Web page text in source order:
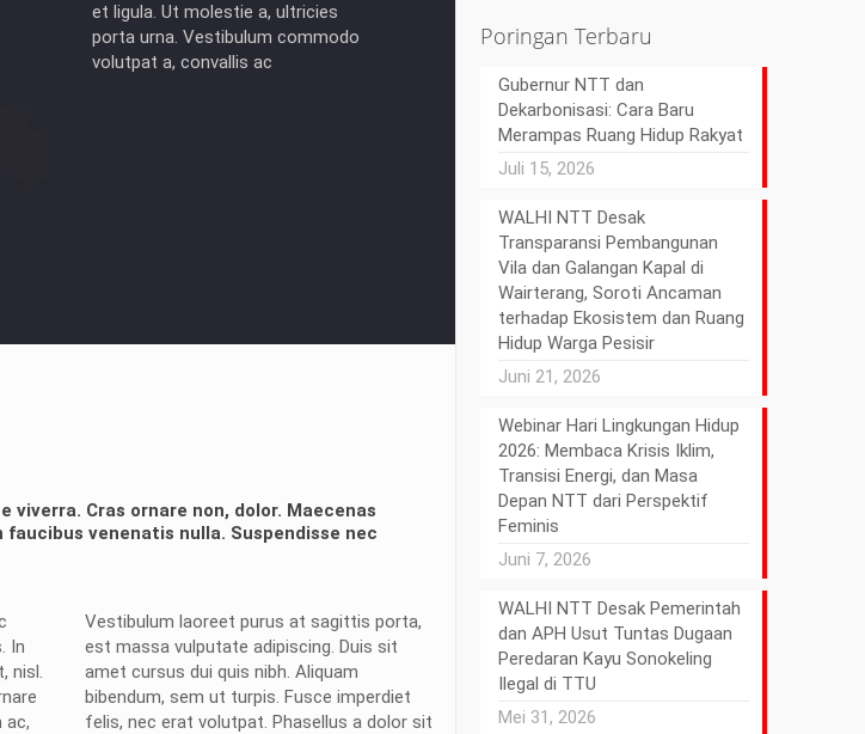
et ligula. Ut molestie a, ultricies
porta urna. Vestibulum commodo
volutpat a, convallis ac
viverra. Cras ornare non, dolor. Maecenas
venenatis nulla. Suspendisse nec
In
nisl.
ac,
Vestibulum laoreet purus at sagittis porta,
est massa vulputate adipiscing. Duis sit
amet cursus dui quis nibh. Aliquam
bibendum, sem ut turpis. Fusce imperdiet
felis, nec erat volutpat. Phasellus a dolor sit
Poringan Terbaru
Gubernur NTT dan
Dekarbonisasi: Cara Baru
Merampas Ruang Hidup Rakyat
Juli 15, 2026
WALHI NTT Desak
Transparansi Pembangunan
Vila dan Galangan Kapal di
Wairterang, Soroti Ancaman
terhadap Ekosistem dan Ruang
Hidup Warga Pesisir
Juni 21, 2026
Webinar Hari Lingkungan Hidup
2026: Membaca Krisis Iklim,
Transisi Energi, dan Masa
Depan NTT dari Perspektif
Feminis
Juni 7, 2026
WALHI NTT Desak Pemerintah
dan APH Usut Tuntas Dugaan
Peredaran Kayu Sonokeling
Ilegal di TTU
Mei 31, 2026